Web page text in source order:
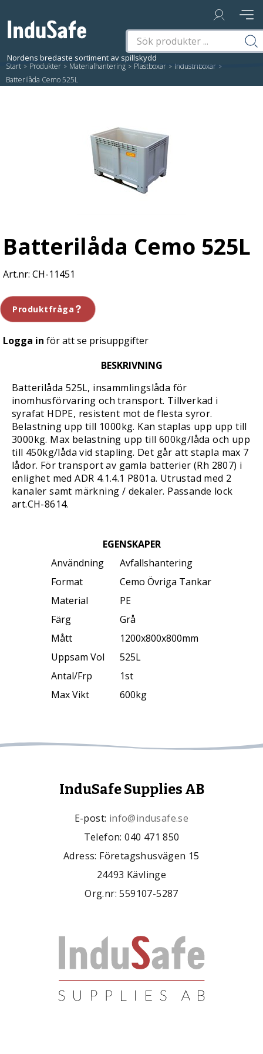
Start / Produkter / Materialhantering / Plastboxar / Industriboxar /
Batterilåda Cemo 525L
Batterilåda Cemo 525L
CH-11451
Produktfråga
Logga in för att se prisuppgifter
BESKRIVNING
Batterilåda 525L, insammlingslåda för
inomhusförvaring och transport. Tillverkad i
syrafat HDPE, resistent mot de flesta syror.
Belastning upp till 1000kg. Kan staplas upp upp till
3000kg. Max belastning upp till 600kg/låda och upp
till 450kg/låda vid stapling. Det går att stapla max 7
lådor. För transport av gamla batterier (Rh 2807) i
enlighet med ADR 4.1.4.1 P801a. Utrustad med 2
kanaler samt märkning / dekaler. Passande lock
art.CH-8614.
EGENSKAPER
Användning
Avfallshantering
Format
Cemo Övriga Tankar
Material
PE
Färg
Grå
Mått
1200x800x800mm
Uppsam Vol
525L
Antal/Frp
1st
Max Vikt
600kg
InduSafe Supplies AB
E-post: info@indusafe.se
Telefon: 040 471 850
Adress: Företagshusvägen 15
24493 Kävlinge
Org.nr: 559107-5287